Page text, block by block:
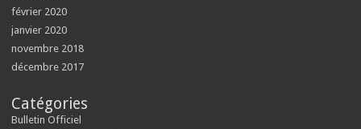
février 2020
janvier 2020
novembre 2018
décembre 2017
Catégories
Bulletin Officiel